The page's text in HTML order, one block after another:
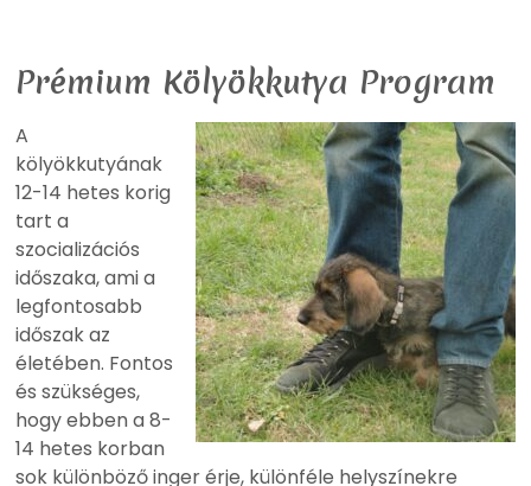
Prémium Kölyökkutya Program
A
kölyökkutyának
12-14 hetes korig
tart a
szocializációs
időszaka, ami a
legfontosabb
időszak az
életében. Fontos
és szükséges,
hogy ebben a 8-
14 hetes korban
sok különböző inger érje, különféle helyszínekre